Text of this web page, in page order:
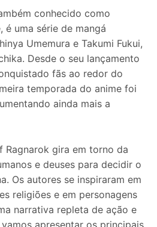
conhecido como
é uma série de mangá
Umemura e Takumi Fukui,
Desde o seu lançamento
fãs ao redor do
temporada do anime foi
ainda mais a
Ragnarok gira em torno da
e deuses para decidir o
Os autores se inspiraram em
religiões e em personagens
narrativa repleta de ação e
apresentar os principais